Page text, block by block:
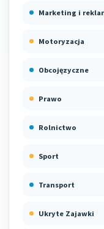
Marketing i
Motoryzacja
Obcojęzyczne
Prawo
Rolnictwo
Sport
Transport
Ukryte Zajawki